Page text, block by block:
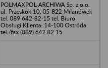
POLMAXPOL-ARCHIWA Sp. z o.o.
ul. Przeskok 10, 05-822 Milanówek
tel. 089 642-82-15 tel. Biuro
Obsługi Klienta: 14-100 Ostróda
tel./fax (089) 642 82 15